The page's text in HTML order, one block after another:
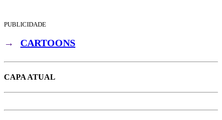
PUBLICIDADE
→ CARTOONS
CAPA ATUAL